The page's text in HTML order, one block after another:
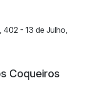
402 - 13 de Julho,
Coqueiros